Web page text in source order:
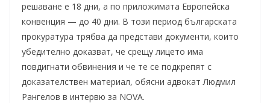
решаване е 18 дни, а по приложимата Европейска
конвенция — до 40 дни. В този период българската
прокуратура трябва да представи документи, които
убедително доказват, че срещу лицето има
повдигнати обвинения и че те се подкрепят с
доказателствен материал, обясни адвокат Людмил
Рангелов в интервю за NOVA.